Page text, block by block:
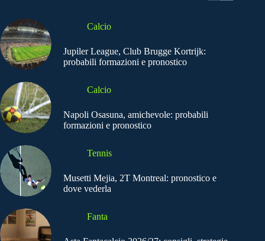
Calcio
Jupiler League, Club Brugge Kortrijk:
probabili formazioni e pronostico
Calcio
Napoli Osasuna, amichevole: probabili
formazioni e pronostico
Tennis
Musetti Mejia, 2T Montreal: pronostico e
dove vederla
Fanta